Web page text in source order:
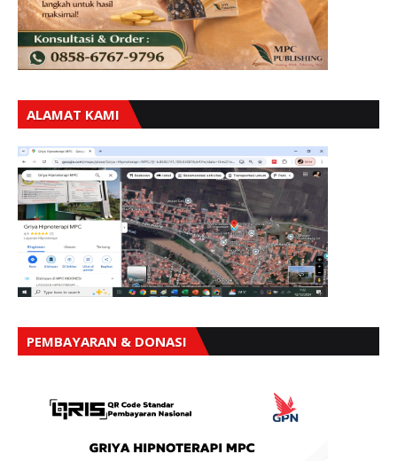
ALAMAT KAMI
PEMBAYARAN & DONASI